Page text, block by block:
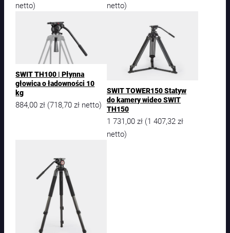
netto) netto)
SWIT TH100 | Płynna
głowica o ładowności 10
kg
884,00zł (718,70zł netto)
SWIT TOWER150 Statyw
do kamery wideo SWIT
TH150
1 731,00 zł (1 407,32 zł
netto)